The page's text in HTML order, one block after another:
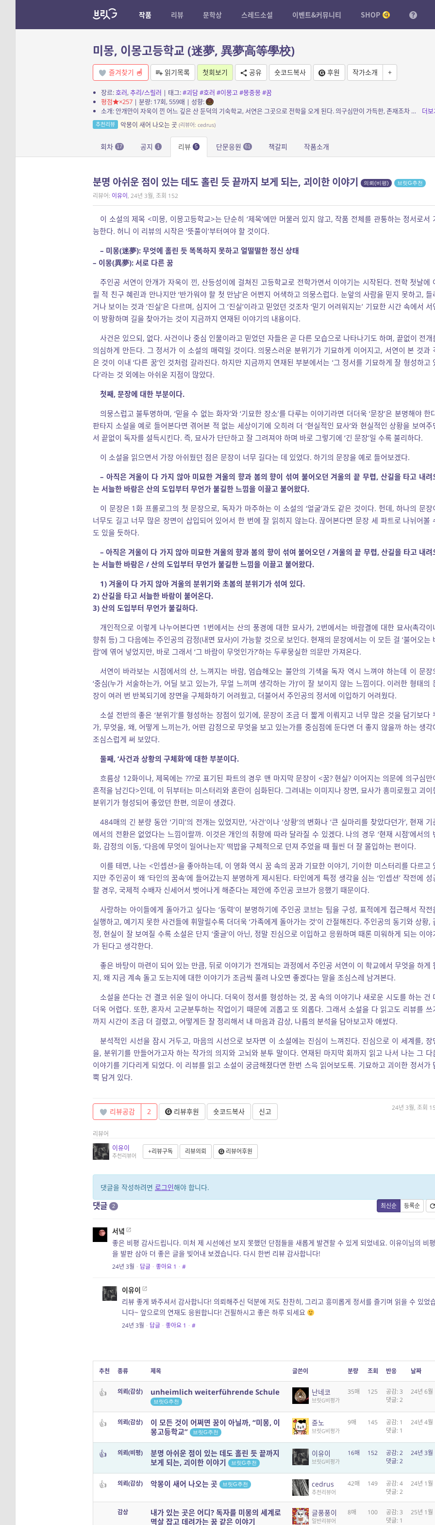
작품 리뷰 문학상 스레드소설 이벤트&커뮤니티 SHOP
미몽, 이몽고등학교 (迷夢, 異夢高等學校)
즐겨찾기 읽기목록 첫회보기 공유 숏코드복사 후원 작가소개 +
장르:호러, 추리/스릴러 | 태그:#괴담#호러 #이몽고#몽중몽#꿈
평점
×257| 분량: 17회, 559매 | 성향:
소개: 안개만이 자욱이 낀 어느 깊은 산 둔덕의 기숙학교, 서연은 그곳으로 전학을 오게 된다. 의구심만이 가득한, 존재조차 의문일 학교는 무언지 모를 사건들이 하나둘씩 드러나며 실체가 드...
더보
추천리뷰 악몽이 새어 나오는 곳 (리뷰어: cedrus)
회차 17 공지 1 리뷰 5 단문응원 61 책갈피 작품소개
분명 아쉬운 점이 있는 데도 홀린 듯 끝까지 보게 되는, 괴이한 이야기 의뢰(비평) 브릿G추천
리뷰어: 이유이, 24년 3월, 조회 152
이 소설의 제목 <미몽, 이몽고등학교>는 단순히 ‘제목’에만 머물러 있지 않고, 작품 전체를 관통하는 정서로서
능한다. 허니 이 리뷰의 시작은 ‘뜻풀이’부터여야 할 것이다.
– 미몽(迷夢): 무엇에 홀린 듯 똑똑하지 못하고 얼떨떨한 정신 상태
– 이몽(異夢): 서로 다른 꿈
주인공 서연이 안개가 자욱이 낀, 산등성이에 걸쳐진 고등학교로 전학가면서 이야기는 시작된다. 전학 첫날에
릴 적 친구 혜린과 만나지만 ‘반가워야 할 첫 만남’은 어쩐지 어색하고 의뭉스럽다. 눈앞의 사람을 믿지 못하고, 들
거나 보이는 것과 ‘진실’은 다르며, 심지어 그 ‘진실’이라고 믿었던 것조차 ‘믿기 어려워지는’ 기묘한 시간 속에서 서
이 방황하며 길을 찾아가는 것이 지금까지 연재된 이야기의 내용이다.
사건은 있으되, 없다. 사건이나 중심 인물이라고 믿었던 자들은 곧 다른 모습으로 나타나기도 하며, 끝없이 전개
의심하게 만든다. 그 정서가 이 소설의 매력일 것이다. 의뭉스러운 분위기가 기묘하게 이어지고, 서연이 본 것과
은 것이 이내 ‘다른 꿈’인 것처럼 갈라진다. 하지만 지금까지 연재된 부분에서는 ‘그 정서를 기묘하게 잘 형성하고
다’라는 것 외에는 아쉬운 지점이 많았다.
첫째, 문장에 대한 부분이다.
의뭉스럽고 불투명하며, ‘믿을 수 없는 화자’와 ‘기묘한 장소’를 다루는 이야기라면 더더욱 ‘문장’은 분명해야 한
판타지 소설을 예로 들어본다면 겪어본 적 없는 세상이기에 오히려 더 ‘현실적인 묘사’와 현실적인 상황을 보여주
서 끝없이 독자를 설득시킨다. 즉, 묘사가 단단하고 잘 그려져야 하며 바로 그렇기에 ‘긴 문장’일 수록 불리하다.
이 소설을 읽으면서 가장 아쉬웠던 점은 문장이 너무 길다는 데 있었다. 하기의 문장을 예로 들어보겠다.
– 아직은 겨울이 다 가지 않아 미묘한 겨울의 향과 봄의 향이 섞여 불어오던 겨울의 끝 무렵, 산길을 타고 내려
는 서늘한 바람은 산의 도입부터 무언가 불길한 느낌을 이끌고 불어왔다.
이 문장은 1화 프롤로그의 첫 문장으로, 독자가 마주하는 이 소설의 ‘얼굴’과도 같은 것이다. 헌데, 하나의 문장
너무도 길고 너무 많은 장면이 삽입되어 있어서 한 번에 잘 읽히지 않는다. 끊어본다면 문장 세 파트로 나뉘어볼
도 있을 듯하다.
– 아직은 겨울이 다 가지 않아 미묘한 겨울의 향과 봄의 향이 섞여 불어오던 / 겨울의 끝 무렵, 산길을 타고 내려
는 서늘한 바람은 / 산의 도입부터 무언가 불길한 느낌을 이끌고 불어왔다.
1) 겨울이 다 가지 않아 겨울의 분위기와 초봄의 분위기가 섞여 있다.
2) 산길을 타고 서늘한 바람이 불어온다.
3) 산의 도입부터 무언가 불길하다.
개인적으로 이렇게 나누어본다면 1번에서는 산의 풍경에 대한 묘사가, 2번에서는 바람결에 대한 묘사(촉각이
향취 등) 그 다음에는 주인공의 감정(내면 묘사)이 가능할 것으로 보인다. 현재의 문장에서는 이 모든 걸 ‘불어오는
람’에 엮어 넣었지만, 바로 그래서 ‘그 바람이 무엇인가?’하는 두루뭉실한 의문만 가져온다.
서연이 바라보는 시점에서의 산, 느껴지는 바람, 엄습해오는 불안의 기색을 독자 역시 느껴야 하는데 이 문장
‘중심(누가 서술하는가, 어딜 보고 있는가, 무얼 느끼며 생각하는 가)’이 잘 보이지 않는 느낌이다. 이러한 형태의
장이 여러 번 반복되기에 장면을 구체화하기 어려웠고, 더불어서 주인공의 정서에 이입하기 어려웠다.
소설 전반의 좋은 ‘분위기’를 형성하는 장점이 있기에, 문장이 조금 더 짧게 이뤄지고 너무 많은 것을 담기보다
가, 무엇을, 왜, 어떻게 느끼는가, 어떤 감정으로 무엇을 보고 있는가를 중심점에 둔다면 더 좋지 않을까 하는 생각
조심스럽게 써 보았다.
둘째, ‘사건과 상황의 구체화’에 대한 부분이다.
흐름상 12화이나, 제목에는 ???로 표기된 파트의 경우 맨 마지막 문장이 <꿈? 현실? 이어지는 의문에 의구심만
흔적을 남긴다>인데, 이 뒤부터는 미스터리와 혼란이 심화된다. 그려내는 이미지나 장면, 묘사가 흥미로웠고 괴이
분위기가 형성되어 좋았던 한편, 의문이 생겼다.
484매의 긴 분량 동안 ‘기미’의 전개는 있었지만, ‘사건’이나 ‘상황’의 변화나 ‘큰 실마리를 찾았다던가’, 현재 기
에서의 전환은 없었다는 느낌이랄까. 이것은 개인의 취향에 따라 달라질 수 있겠다. 나의 경우 ‘현재 시점’에서의
화, 감정의 이동, ‘다음에 무엇이 일어나는지’ 떡밥을 구체적으로 던져 주었을 때 훨씬 더 잘 몰입하는 편이다.
이를 테면, 나는 <인셉션>을 좋아하는데, 이 영화 역시 꿈 속의 꿈과 기묘한 이야기, 기이한 미스터리를 다르고
지만 주인공이 왜 ‘타인의 꿈속’에 들어갔는지 분명하게 제시된다. 타인에게 특정 생각을 심는 ‘인셉션’ 작전에 성
할 경우, 국제적 수배자 신세어서 벗어나게 해준다는 제안에 주인공 코브가 응했기 때문이다.
사랑하는 아이들에게 돌아가고 싶다는 ‘동력’이 분명하기에 주인공 코브는 팀을 구성, 표적에게 접근해서 작전
실행하고, 예기지 못한 사건들에 휘말릴수록 더더욱 ‘가족에게 돌아가는 것’이 간절해진다. 주인공의 동기와 상황,
정, 현실이 잘 보여질 수록 소설은 단지 ‘줄글’이 아닌, 정말 진심으로 이입하고 응원하며 때론 미워하게 되는 이야
가 된다고 생각한다.
좋은 바탕이 마련이 되어 있는 만큼, 뒤로 이야기가 전개되는 과정에서 주인공 서연이 이 학교에서 무엇을 하게
지, 왜 지금 계속 돌고 도는지에 대한 이야기가 조금씩 풀려 나오면 좋겠다는 말을 조심스레 남겨본다.
소설을 쓴다는 건 결코 쉬운 일이 아니다. 더욱이 정서를 형성하는 것, 꿈 속의 이야기나 새로운 시도를 하는 건
더욱 어렵다. 또한, 혼자서 고군분투하는 작업이기 때문에 괴롭고 또 외롭다. 그래서 소설을 다 읽고도 리뷰를 쓰
까지 시간이 조금 더 걸렸고, 어떻게든 잘 정리해서 내 마음과 감상, 나름의 분석을 담아보고자 애썼다.
분석적인 시선을 잠시 거두고, 마음의 시선으로 보자면 이 소설에는 진심이 느껴진다. 진심으로 이 세계를, 장
을, 분위기를 만들어가고자 하는 작가의 의지와 고뇌와 분투 말이다. 연재된 마지막 회까지 읽고 나서 나는 그 다
이야기를 기다리게 되었다. 이 리뷰를 읽고 소설이 궁금해졌다면 한번 스윽 읽어보도록. 기묘하고 괴이한 정서가
뿍 담겨 있다.
24년 3월, 조회
리뷰공감 2 리뷰후원 숏코드복사 신고
리뷰어
이유이
추천리뷰어
+리뷰구독 리뷰의뢰 리뷰어후원
댓글을 작성하려면 로그인해야 합니다.
최신순 등록순
댓글 2
서녘
좋은 비평 감사드립니다. 미처 제 시선에선 보지 못했던 단점들을 새롭게 발견할 수 있게 되었네요. 이유이님의 비평
을 발판 삼아 더 좋은 글을 빚어내 보겠습니다. 다시 한번 리뷰 감사합니다!
24년 3월 · 답글 · 좋아요 1 · #
이유이
리뷰 좋게 봐주셔서 감사합니다! 의뢰해주신 덕분에 저도 찬찬히, 그리고 흥미롭게 정서를 즐기며 읽을 수 있었
니다~ 앞으로의 연재도 응원합니다! 건필하시고 좋은 하루 되세요
24년 3월 · 답글 · 좋아요 1 · #
추천 종류 제목 글쓴이 분량 조회 반응 날짜
👍 의뢰(감상) unheimlich weiterführende Schule
브릿G추천
난네코
브릿G비평가
35매 125
공감: 3
댓글: 2
24년 6월
👍 의뢰(감상)
이 모든 것이 어쩌면 꿈이 아닐까, “미몽, 이
몽고등학교”
브릿G추천
쥰노
브릿G비평가
9매 145
공감: 1
댓글: 1
24년 4월
👍 의뢰(비평)
분명 아쉬운 점이 있는 데도 홀린 듯 끝까지
보게 되는, 괴이한 이야기
브릿G추천
이유이
브릿G비평가
16매 152
공감: 2
댓글: 2
24년 3월
👍 의뢰(감상) 악몽이 새어 나오는 곳 브릿G추천 cedrus
추천리뷰어
42매 149
공감: 4
댓글: 2
24년 1월
감상
내가 있는 곳은 어디? 독자를 미몽의 세계로
멱살 잡고 데려가는 꿈 같은 이야기
글풍풍이
일반리뷰어
8매 100
공감: 3
댓글: 1
25년 1월